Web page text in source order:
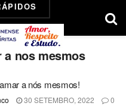
a nos mesmos
a nós mesmos!
30 SETEMBRO, 2022 0